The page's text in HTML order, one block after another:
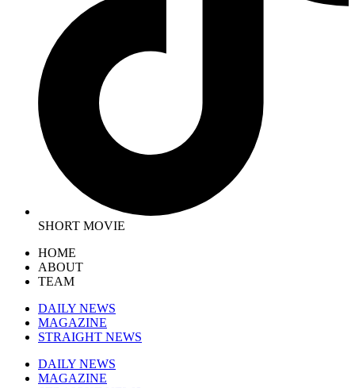
SHORT MOVIE
HOME
ABOUT
TEAM
DAILY NEWS
MAGAZINE
STRAIGHT NEWS
DAILY NEWS
MAGAZINE